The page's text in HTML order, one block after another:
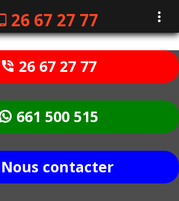
26 67 27 77
26 67 27 77
661 500 515
Nous contacter